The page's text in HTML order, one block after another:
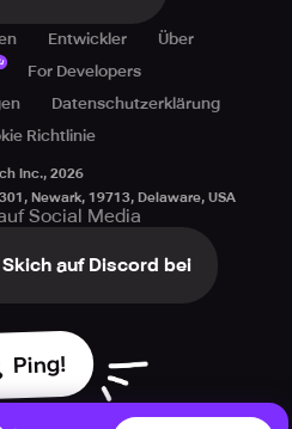
Entwickler
Über
For Developers
Datenschutzerklärung
Richtlinie
Inc., 2026
Newark, 19713, Delaware, USA
Social Media
auf Discord bei
Ping!